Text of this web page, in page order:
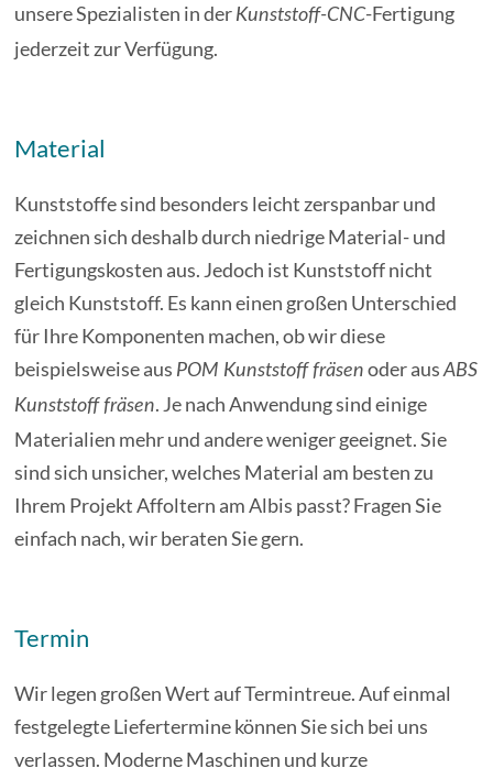
unsere Spezialisten in der Kunststoff-CNC-Fertigung
jederzeit zur Verfügung.
Material
Kunststoffe sind besonders leicht zerspanbar und
zeichnen sich deshalb durch niedrige Material- und
Fertigungskosten aus. Jedoch ist Kunststoff nicht
gleich Kunststoff. Es kann einen großen Unterschied
für Ihre Komponenten machen, ob wir diese
beispielsweise aus POM Kunststoff fräsen oder ausABS
Kunststoff fräsen. Je nach Anwendung sind einige
Materialien mehr und andere weniger geeignet. Sie
sind sich unsicher, welches Material am besten zu
Ihrem Projekt Affoltern am Albis passt? Fragen Sie
einfach nach, wir beraten Sie gern.
Termin
Wir legen großen Wert auf Termintreue. Auf einmal
festgelegte Liefertermine können Sie sich bei uns
verlassen. Moderne Maschinen und kurze